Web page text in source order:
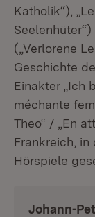
Katholik“),
(„Verlorene
Geschichte
Einakter „Ich
méchante
Theo“ / „En
Frankreich,
Hörspiele
Johann-